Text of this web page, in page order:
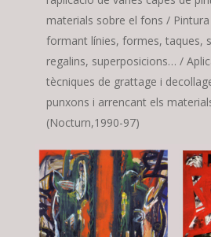
materials sobre el fons /
formant línies, formes, taques,
regalins, superposicions… /
tècniques de grattage i
punxons i arrencant els
(Nocturn,1990-97)